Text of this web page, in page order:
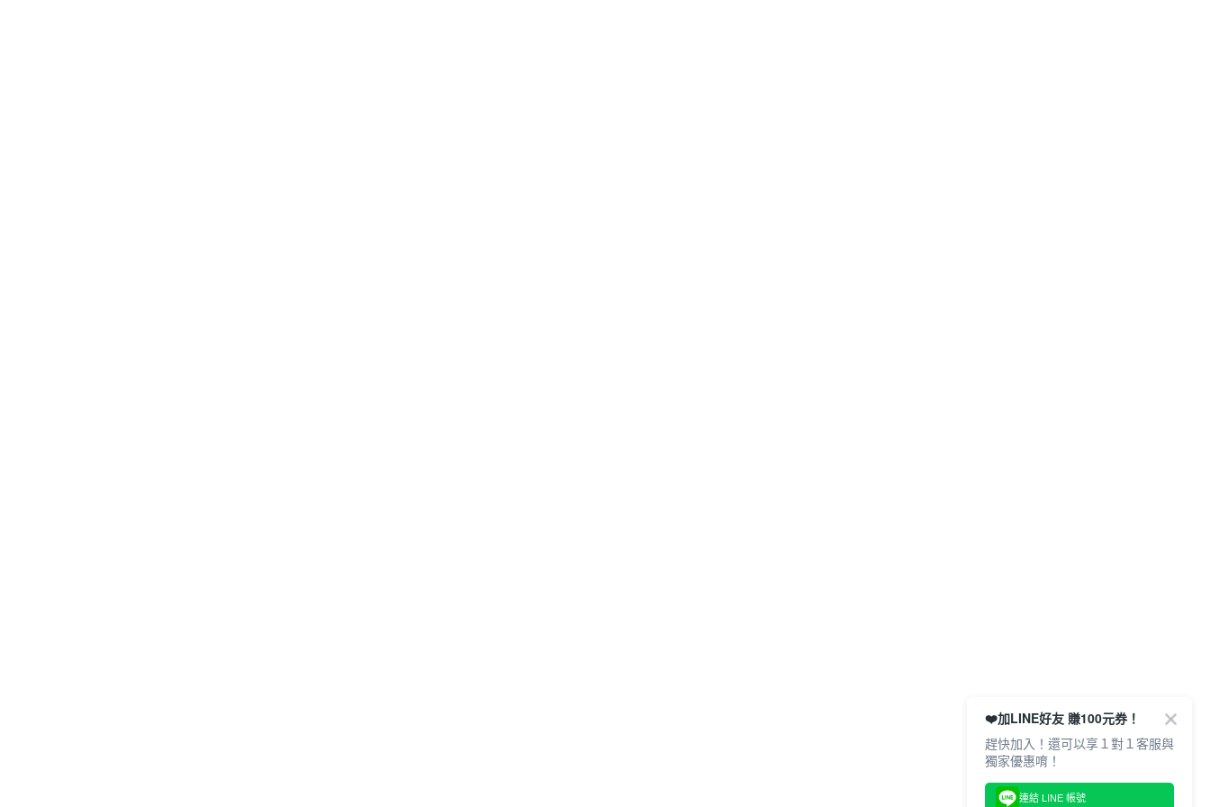
❤️加LINE好友 賺100元券！
趕快加入！還可以享１對１客服與
獨家優惠唷！
連結 LINE 帳號